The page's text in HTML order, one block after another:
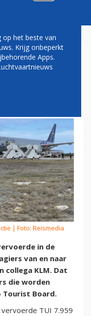
| Foto: Reismedia
in de
van en naar
collega KLM. Dat
die worden
Tourist Board.
TUI 7.959
op het beste van
Krijg onbeperkt
Apps.